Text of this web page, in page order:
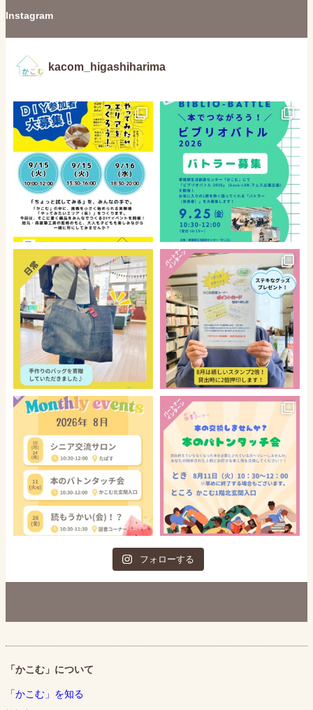
Instagram
kacom_higashiharima
フォローする
「かこむ」について
「かこむ」を知る